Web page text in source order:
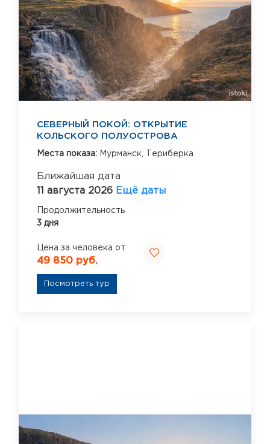
СЕВЕРНЫЙ ПОКОЙ: ОТКРЫТИЕ
КОЛЬСКОГО ПОЛУОСТРОВА
Места показа: Мурманск, Териберка
Ближайшая дата
11 августа 2026 Ещё даты
Продолжительность
3 дня
Цена за человека от
49 850 руб.
Посмотреть тур